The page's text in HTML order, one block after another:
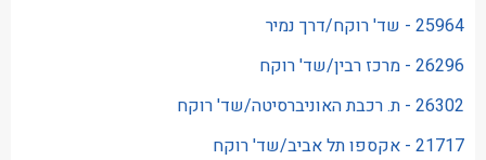
25964 - שד' רוקח/דרך נמיר
26296 - מרכז רבין/שד' רוקח
26302 - ת. רכבת האוניברסיטה/שד' רוקח
21717 - אקספו תל אביב/שד' רוקח